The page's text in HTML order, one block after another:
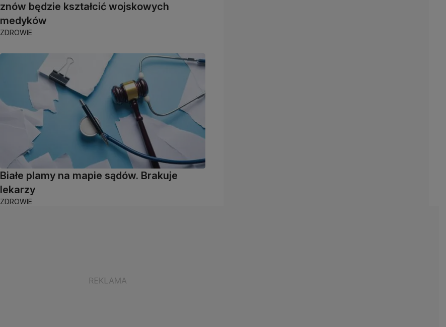
znów będzie kształcić wojskowych
medyków
ZDROWIE
Białe plamy na mapie sądów. Brakuje
lekarzy
ZDROWIE